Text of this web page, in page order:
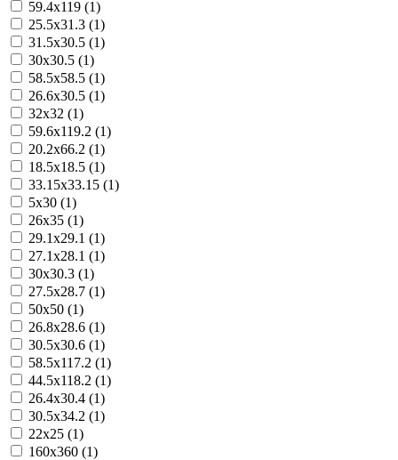
59.4x119 (1)
25.5x31.3 (1)
31.5x30.5 (1)
30x30.5 (1)
58.5x58.5 (1)
26.6x30.5 (1)
32x32 (1)
59.6x119.2 (1)
20.2x66.2 (1)
18.5x18.5 (1)
33.15x33.15 (1)
5x30 (1)
26x35 (1)
29.1x29.1 (1)
27.1x28.1 (1)
30x30.3 (1)
27.5x28.7 (1)
50x50 (1)
26.8x28.6 (1)
30.5x30.6 (1)
58.5x117.2 (1)
44.5x118.2 (1)
26.4x30.4 (1)
30.5x34.2 (1)
22x25 (1)
160x360 (1)